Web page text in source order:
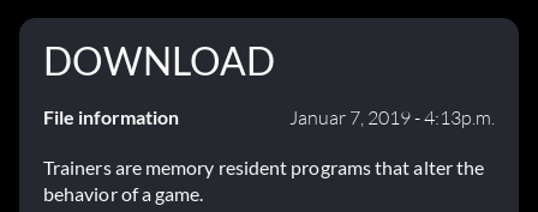
DOWNLOAD
File information Januar 7, 2019 - 4:13p.m.
Trainers are memory resident programs that alter the
behavior of a game.